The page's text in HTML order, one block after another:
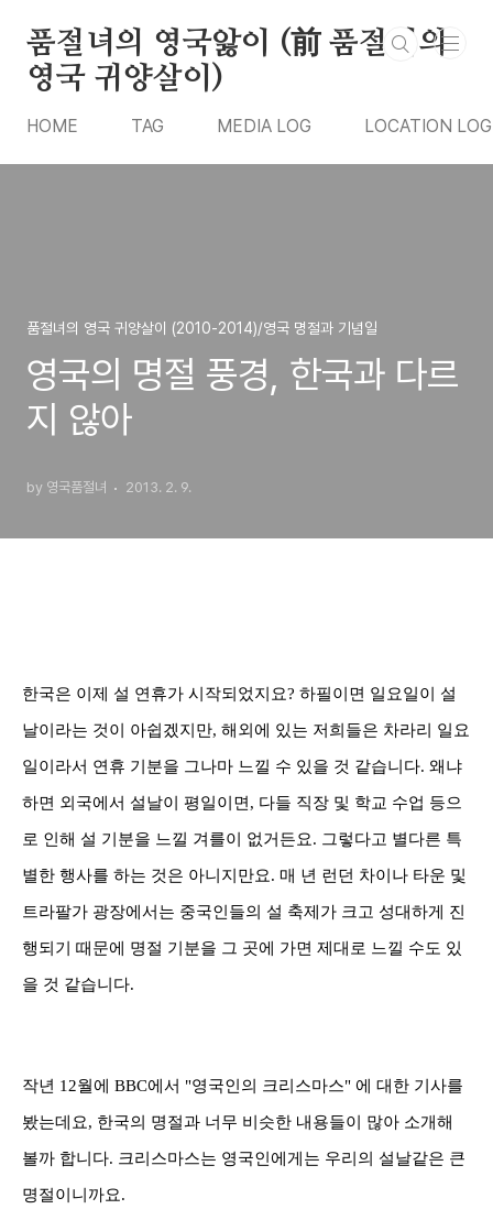
품절녀의 영국앓이 (前 품절녀의
영국 귀양살이)
HOME TAG MEDIA LOG LOCATION LOG
품절녀의 영국 귀양살이 (2010-2014)/영국 명절과 기념일
영국의 명절 풍경, 한국과 다르
지 않아
by 영국품절녀 2013. 2. 9.
한국은 이제 설 연휴가 시작되었지요? 하필이면 일요일이 설
날이라는 것이 아쉽겠지만, 해외에 있는 저희들은 차라리 일요
일이라서 연휴 기분을 그나마 느낄 수 있을 것 같습니다. 왜냐
하면 외국에서 설날이 평일이면, 다들 직장 및 학교 수업 등으
로 인해 설 기분을 느낄 겨를이 없거든요. 그렇다고 별다른 특
별한 행사를 하는 것은 아니지만요. 매 년 런던 차이나 타운 및
트라팔가 광장에서는 중국인들의 설 축제가 크고 성대하게 진
행되기 때문에 명절 기분을 그 곳에 가면 제대로 느낄 수도 있
을 것 같습니다.
작년 12월에 BBC에서 "영국인의 크리스마스" 에 대한 기사를
봤는데요, 한국의 명절과 너무 비슷한 내용들이 많아 소개해
볼까 합니다. 크리스마스는 영국인에게는 우리의 설날같은 큰
명절이니까요.